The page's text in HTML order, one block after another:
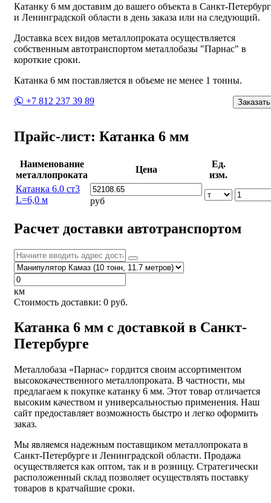
Катанку 6 мм доставим до вашего объекта в Санкт-
и Ленинградской области в день заказа или на следующий.
Доставка всех видов металлопроката осуществляется
собственным автотранспортом металлобазы "Парнас" в
короткие сроки.
Катанка 6 мм поставляется в объеме не менее 1 тонны.
+7 812 237 39 89
Заказать
Прайс-лист: Катанка 6 мм
Наименование
металлопроката
Цена
Ед.
изм.
Катанка 6.0 ст3
L=6,0 м
руб
Расчет доставки автотранспортом
км
Стоимость доставки: 0 руб.
Катанка 6 мм с доставкой в Санкт-
Петербурге
Металлобаза «Парнас» гордится своим ассортиментом
высококачественного металлопроката. В частности, мы
предлагаем к покупке катанку 6 мм. Этот товар отличается
высоким качеством и универсальностью применения. Наш
сайт предоставляет возможность быстро и легко оформить
заказ.
Мы являемся надежным поставщиком металлопроката в
Санкт-Петербурге и Ленинградской области. Продажа
осуществляется как оптом, так и в розницу. Стратегически
расположенный склад позволяет осуществлять поставку
товаров в кратчайшие сроки.